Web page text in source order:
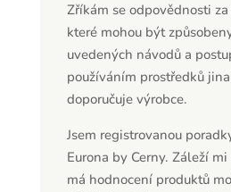
Zříkám se odpovědnosti
které mohou být
uvedených návodů a
používáním prostředků
doporučuje výrobce.
Jsem registrovanou
Eurona by Cerny. Záleží
má hodnocení produktů